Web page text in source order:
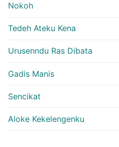
Nokoh
Tedeh Ateku Kena
Urusenndu Ras Dibata
Gadis Manis
Sencikat
Aloke Kekelengenku